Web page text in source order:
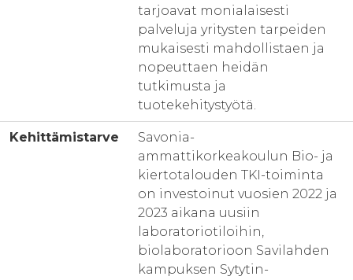
tarjoavat monialaisesti
palveluja yritysten tarpeiden
mukaisesti mahdollistaen ja
nopeuttaen heidän
tutkimusta ja
tuotekehitystyötä.
Kehittämistarve
Savonia-
ammattikorkeakoulun Bio- ja
kiertotalouden TKI-toiminta
on investoinut vuosien 2022 ja
2023 aikana uusiin
laboratoriotiloihin,
biolaboratorioon Savilahden
kampuksen Sytytin-